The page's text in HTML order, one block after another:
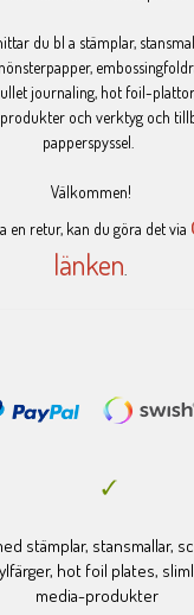
du bl a stämplar,
journaling, hot foil-
och verktyg och
papperspyssel.
Välkommen!
en retur, kan du göra det via
länken.
stämplar, stansmallar,
hot foil plates,
media-produkter